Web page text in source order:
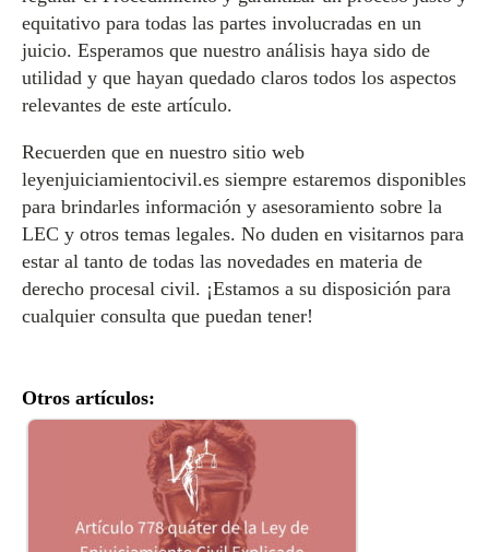
equitativo para todas las partes involucradas en un
juicio. Esperamos que nuestro análisis haya sido de
utilidad y que hayan quedado claros todos los aspectos
relevantes de este artículo.
Recuerden que en nuestro sitio web
leyenjuiciamientocivil.es siempre estaremos disponibles
para brindarles información y asesoramiento sobre la
LEC y otros temas legales. No duden en visitarnos para
estar al tanto de todas las novedades en materia de
derecho procesal civil. ¡Estamos a su disposición para
cualquier consulta que puedan tener!
Otros artículos: